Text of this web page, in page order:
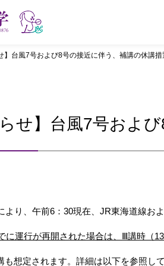
】台風7号および8号の接近に伴う、補講の休講
らせ】台風7号およ
より、午前6：30現在、JR東海道線お
に運行が再開された場合は、Ⅲ講時（
も想定されます。詳細は以下を参照して